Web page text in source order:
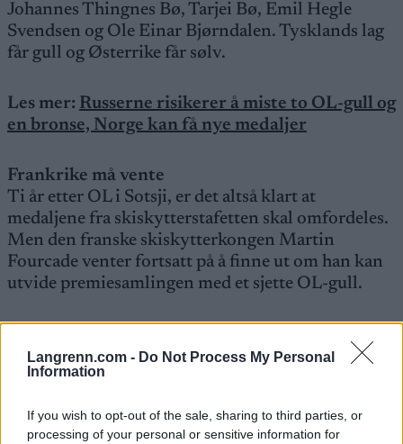
Langrenn.com - Do Not Process My Personal
Information
If you wish to opt-out of the sale, sharing to third parties, or
processing of your personal or sensitive information for
Johannes Thingnes Bø, Tarjei Bø, Emil Hegle
Svendsen og Ole Einar Bjørndalen. Tysklands lag
får gull og Østerrike får sølv.
Les mer: Russerne risikerer å miste to OL-gull og
en bronse, Norge kan få nye medaljer
Frankrike må vente
Ti år etter OL i Sotsji, er det altså klart at
medaljene fra skiskytterstafetten skal omfordeles.
Men den franske skiskytterkongen Martin
Fourcade venter fortsatt på å finne ut om han kan
utvide premiesamlingen med et sjette OL-gull.
anket begge. Den ene ankesaken dreier seg om en
dopingprøve fra 2013 der russeren testet positivt
denne som ble avslått av CAS denne uka.